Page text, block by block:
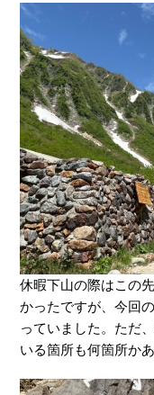
休暇下山の際はこの
かったですが、今回
っていました。ただ
いる箇所も何箇所かあ